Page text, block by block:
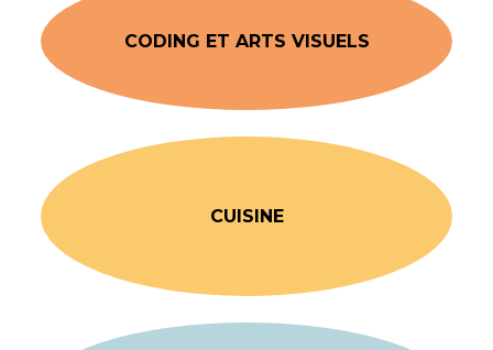
CODING ET ARTS VISUELS
CUISINE